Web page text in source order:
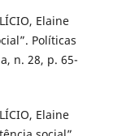
Elaine
Políticas
n. 28, p. 65-
Elaine